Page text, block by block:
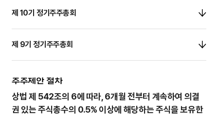
제 10기 정기주주총회
제 9기 정기주주총회
주주제안 절차
상법 제 542조의 6에 따라, 6개월 전부터 계속하여 의결
권 있는 주식총수의 0.5% 이상에 해당하는주식을 보유한